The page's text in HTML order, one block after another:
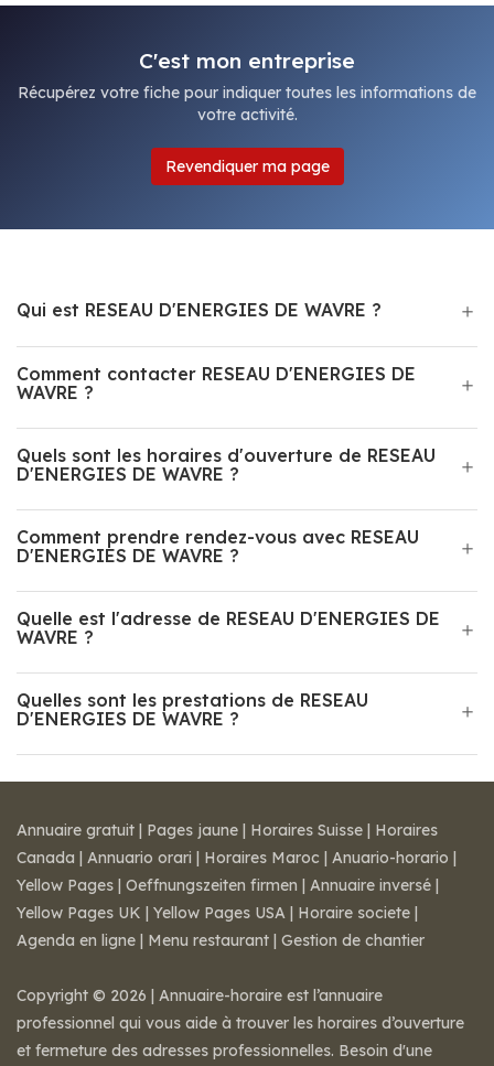
C'est mon entreprise
Récupérez votre fiche pour indiquer toutes les informations de
votre activité.
Revendiquer ma page
Qui est RESEAU D'ENERGIES DE WAVRE ?
Comment contacter RESEAU D'ENERGIES DE
WAVRE ?
Quels sont les horaires d'ouverture de RESEAU
D'ENERGIES DE WAVRE ?
Comment prendre rendez-vous avec RESEAU
D'ENERGIES DE WAVRE ?
Quelle est l'adresse de RESEAU D'ENERGIES DE
WAVRE ?
Quelles sont les prestations de RESEAU
D'ENERGIES DE WAVRE ?
Annuaire gratuit | Pages jaune | Horaires Suisse | Horaires
Canada | Annuario orari | Horaires Maroc | Anuario-horario |
Yellow Pages | Oeffnungszeiten firmen | Annuaire inversé |
Yellow Pages UK | Yellow Pages USA | Horaire societe |
Agenda en ligne | Menu restaurant | Gestion de chantier
Copyright © 2026 | Annuaire-horaire est l’annuaire
professionnel qui vous aide à trouver les horaires d’ouverture
et fermeture des adresses professionnelles. Besoin d'une